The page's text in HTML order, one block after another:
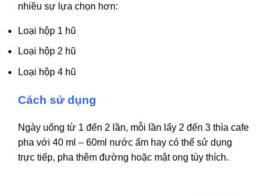
nhiều sự lựa chọn hơn:
Loại hộp 1 hũ
Loại hộp 2 hũ
Loại hộp 4 hũ
Cách sử dụng
Ngày uống từ 1 đến 2 lần, mỗi lần lấy 2 đến 3 thìa cafe
pha với 40 ml – 60ml nước ấm hay có thể sử dụng
trực tiếp, pha thêm đường hoặc mật ong tùy thích.